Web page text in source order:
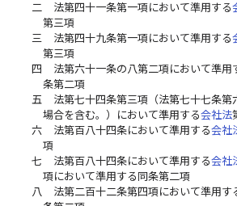
二
法第四十一条第一項において準用する
第三項
三
法第四十九条第一項において準用する
第三項
四
法第六十一条の八第二項において準用
条第二項
五
法第七十四条第三項（法第七十七条第
場合を含む。）において準用する会社法
六
法第百八十四条において準用する会社
項
七
法第百八十四条において準用する会社
項において準用する同条第二項
八
法第二百十二条第四項において準用す